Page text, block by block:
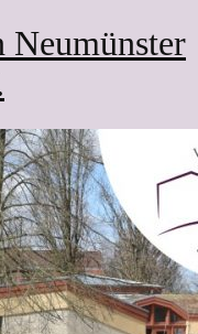
Neumünster